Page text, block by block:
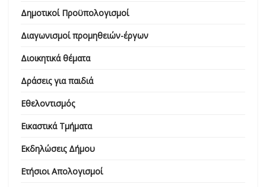
Δημοτικοί Προϋπολογισμοί
Διαγωνισμοί προμηθειών-έργων
Διοικητικά θέματα
Δράσεις για παιδιά
Εθελοντισμός
Εικαστικά Τμήματα
Εκδηλώσεις Δήμου
Ετήσιοι Απολογισμοί